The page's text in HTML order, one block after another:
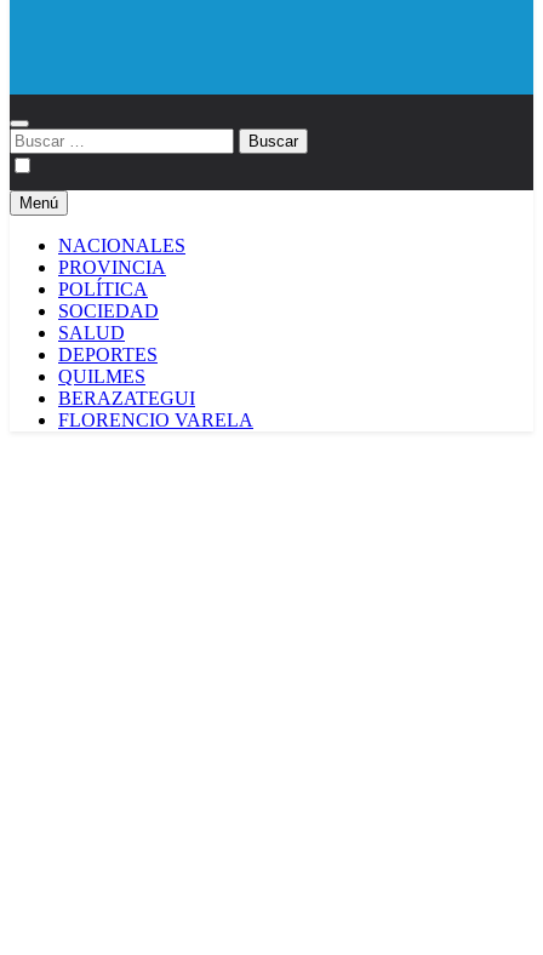
Buscar:
Menú
NACIONALES
PROVINCIA
POLÍTICA
SOCIEDAD
SALUD
DEPORTES
QUILMES
BERAZATEGUI
FLORENCIO VARELA